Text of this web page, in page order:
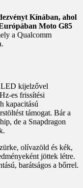
Kínában, ahol
Moto G85
a Qualcomm
kijelzővel
es frissítési
kapacitású
támogat. Bár a
de a Snapdragon
olívazöld és kék,
jöttek létre.
barátságos a bőrrel.